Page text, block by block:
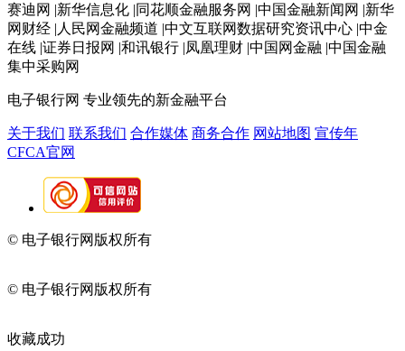
赛迪网 |新华信息化 |同花顺金融服务网 |中国金融新闻网 |新华
网财经 |人民网金融频道 |中文互联网数据研究资讯中心 |中金
在线 |证券日报网 |和讯银行 |凤凰理财 |中国网金融 |中国金融
集中采购网
电子银行网 专业领先的新金融平台
关于我们 联系我们 合作媒体 商务合作 网站地图 宣传年
CFCA官网
© 电子银行网版权所有
© 电子银行网版权所有
收藏成功